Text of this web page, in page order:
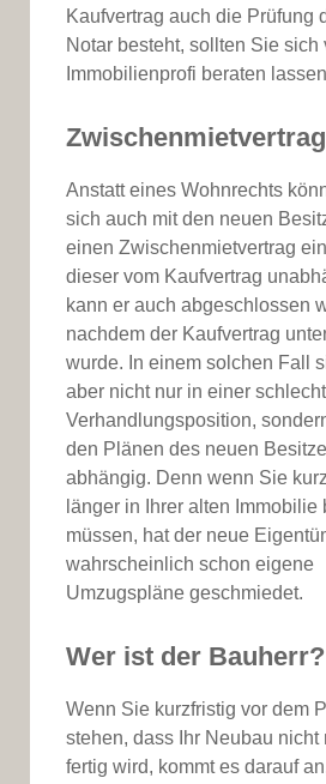
Kaufvertrag auch die Prüfung
Notar besteht, sollten Sie sich
Immobilienprofi beraten
Zwischenmietvertrag
Anstatt eines Wohnrechts
sich auch mit den neuen
einen Zwischenmietvertrag
dieser vom Kaufvertrag
kann er auch abgeschlossen
nachdem der Kaufvertrag
wurde. In einem solchen Fall
aber nicht nur in einer
Verhandlungsposition,
den Plänen des neuen
abhängig. Denn wenn Sie
länger in Ihrer alten Immobilie
müssen, hat der neue
wahrscheinlich schon eigene
Umzugspläne geschmiedet.
Wer ist der Bauherr?
Wenn Sie kurzfristig vor dem
stehen, dass Ihr Neubau nicht
fertig wird, kommt es darauf